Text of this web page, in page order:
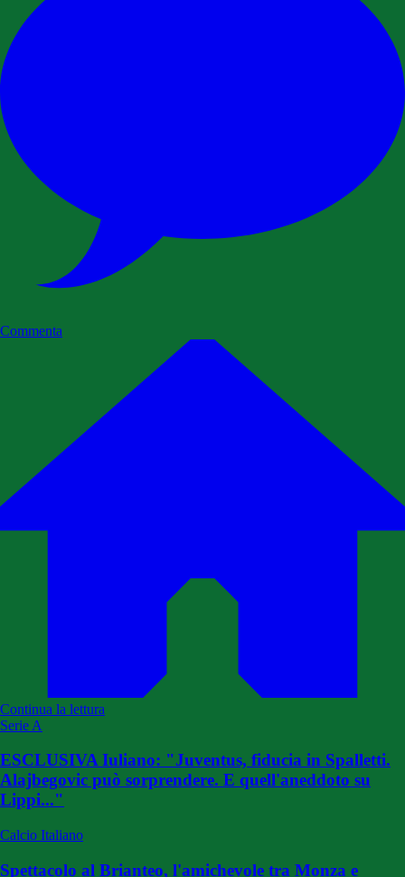
Commenta
Continua la lettura
Serie A
ESCLUSIVA Iuliano: "Juventus, fiducia in Spalletti.
Alajbegovic può sorprendere. E quell'aneddoto su
Lippi..."
Calcio Italiano
Spettacolo al Brianteo, l'amichevole tra Monza e